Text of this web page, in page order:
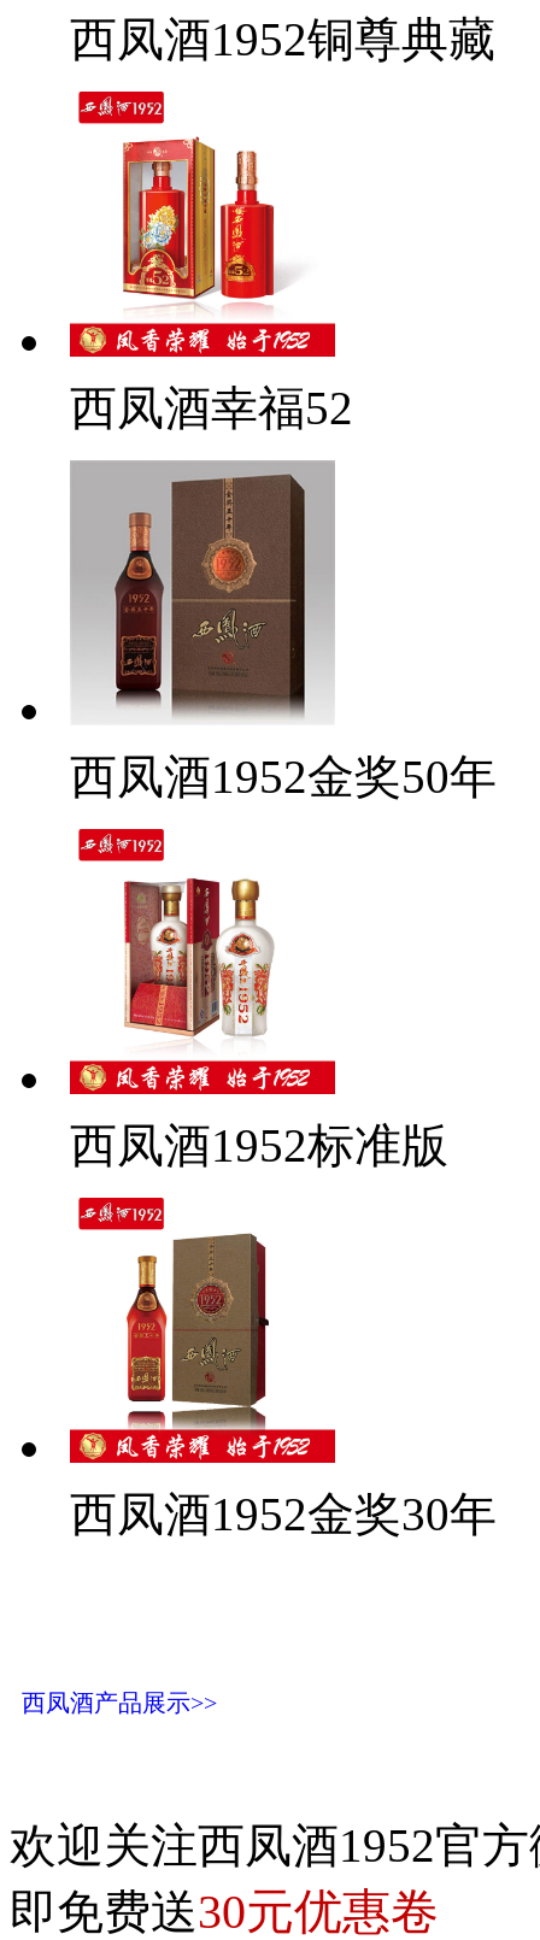
西凤酒1952铜尊典藏
西凤酒幸福52
西凤酒1952金奖50年
西凤酒1952标准版
西凤酒1952金奖30年
西凤酒产品展示>>
欢迎关注西凤酒1952官
即免费送30元优惠卷